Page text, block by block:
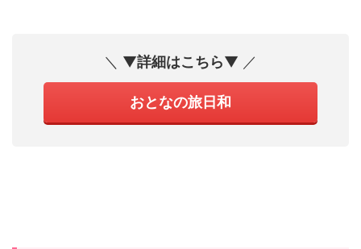
＼ ▼詳細はこちら▼ ／
おとなの旅日和